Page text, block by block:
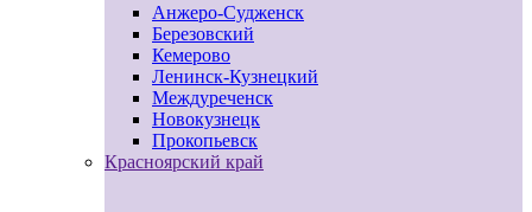
Анжеро-Судженск
Березовский
Кемерово
Ленинск-Кузнецкий
Междуреченск
Новокузнецк
Прокопьевск
Красноярский край